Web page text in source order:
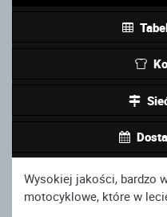
Wysokiej jakości, bardzo
motocyklowe, które w